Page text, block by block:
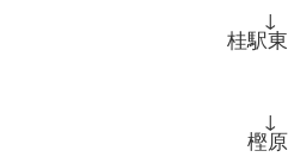
↓
桂駅
↓
樫原